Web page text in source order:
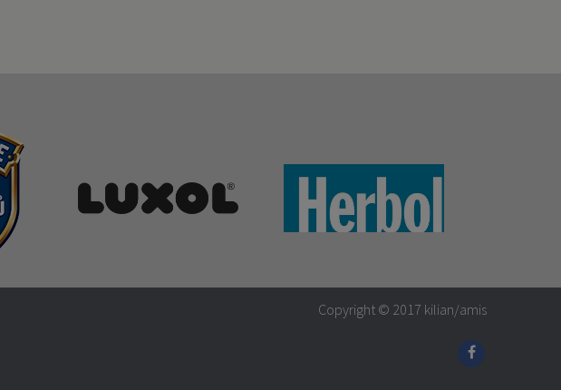
Copyright © 2017 kilian/amis